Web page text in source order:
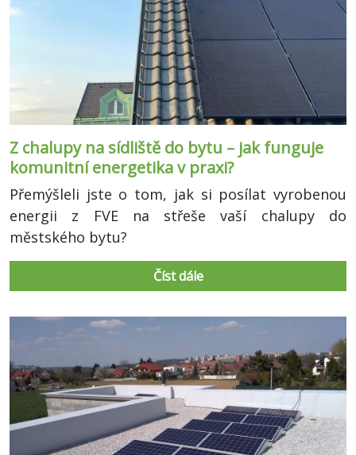
Z chalupy na sídliště do bytu – jak funguje
komunitní energetika v praxi?
Přemýšleli jste o tom, jak si posílat vyrobenou
energii z FVE na střeše vaší chalupy do
městského bytu?
Číst dále